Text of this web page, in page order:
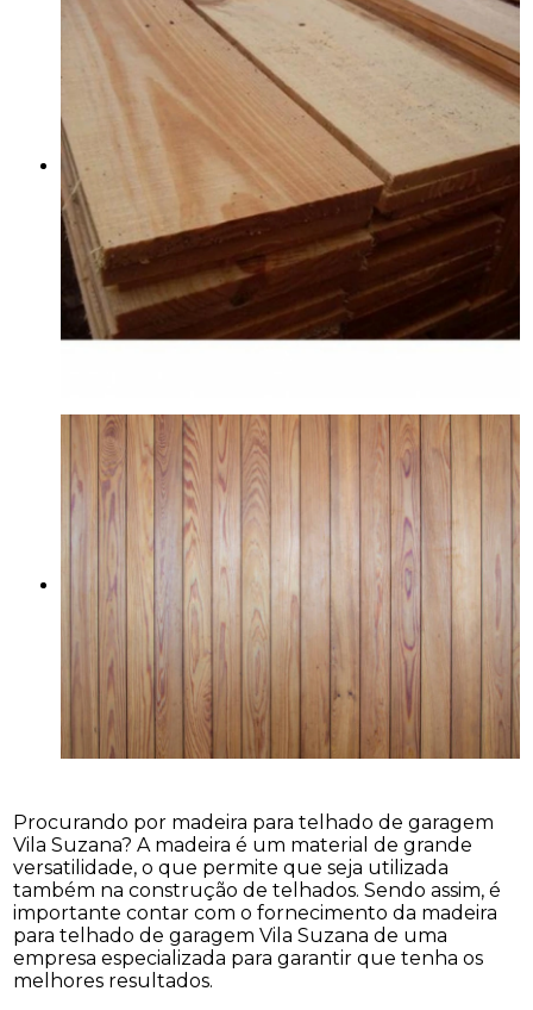
Procurando por madeira para telhado de garagem
Vila Suzana? A madeira é um material de grande
versatilidade, o que permite que seja utilizada
também na construção de telhados. Sendo assim, é
importante contar com o fornecimento da madeira
para telhado de garagem Vila Suzana de uma
empresa especializada para garantir que tenha os
melhores resultados.